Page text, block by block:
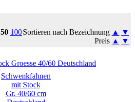
50 100Sortieren nach Bezeichnung ▲
▼
Preis ▲ ▼
Schwenkfahnen
mit Stock
Gr. 40/60 cm